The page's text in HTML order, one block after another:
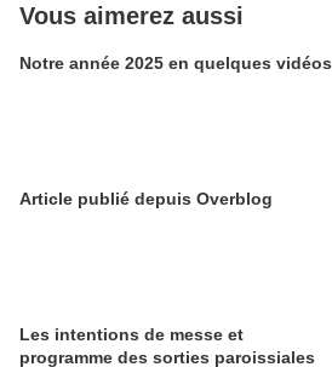
Vous aimerez aussi
Notre année 2025 en quelques vidéos
Article publié depuis Overblog
Les intentions de messe et
programme des sorties paroissiales